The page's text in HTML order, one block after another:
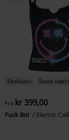
Eksklusiv Store
Fra kr 399,00
Fuck Boi Electric